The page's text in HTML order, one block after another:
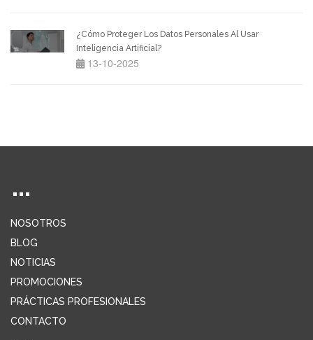
¿Cómo Proteger Los Datos Personales Al Usar
Inteligencia Artificial?
13-10-2025
NOSOTROS
BLOG
NOTICIAS
PROMOCIONES
PRÁCTICAS PROFESIONALES
CONTACTO